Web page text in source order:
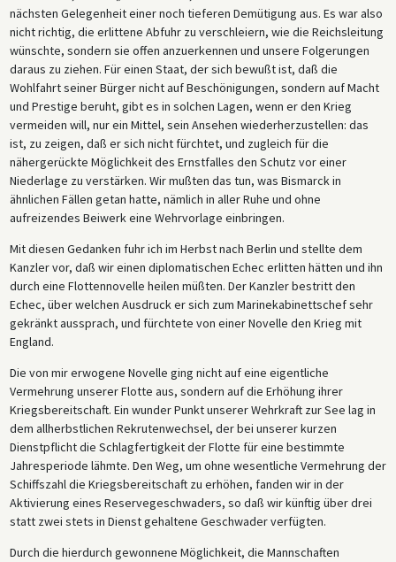
nächsten Gelegenheit einer noch tieferen Demütigung aus. Es war also
nicht richtig, die erlittene Abfuhr zu verschleiern, wie die Reichsleitung
wünschte, sondern sie offen anzuerkennen und unsere Folgerungen
daraus zu ziehen. Für einen Staat, der sich bewußt ist, daß die
Wohlfahrt seiner Bürger nicht auf Beschönigungen, sondern auf Macht
und Prestige beruht, gibt es in solchen Lagen, wenn er den Krieg
vermeiden will, nur ein Mittel, sein Ansehen wiederherzustellen: das
ist, zu zeigen, daß er sich nicht fürchtet, und zugleich für die
nähergerückte Möglichkeit des Ernstfalles den Schutz vor einer
Niederlage zu verstärken. Wir mußten das tun, was Bismarck in
ähnlichen Fällen getan hatte, nämlich in aller Ruhe und ohne
aufreizendes Beiwerk eine Wehrvorlage einbringen.
Mit diesen Gedanken fuhr ich im Herbst nach Berlin und stellte dem
Kanzler vor, daß wir einen diplomatischen Echec erlitten hätten und ihn
durch eine Flottennovelle heilen müßten. Der Kanzler bestritt den
Echec, über welchen Ausdruck er sich zum Marinekabinettschef sehr
gekränkt aussprach, und fürchtete von einer Novelle den Krieg mit
England.
Die von mir erwogene Novelle ging nicht auf eine eigentliche
Vermehrung unserer Flotte aus, sondern auf die Erhöhung ihrer
Kriegsbereitschaft. Ein wunder Punkt unserer Wehrkraft zur See lag in
dem allherbstlichen Rekrutenwechsel, der bei unserer kurzen
Dienstpflicht die Schlagfertigkeit der Flotte für eine bestimmte
Jahresperiode lähmte. Den Weg, um ohne wesentliche Vermehrung der
Schiffszahl die Kriegsbereitschaft zu erhöhen, fanden wir in der
Aktivierung eines Reservegeschwaders, so daß wir künftig über drei
statt zwei stets in Dienst gehaltene Geschwader verfügten.
Durch die hierdurch gewonnene Möglichkeit, die Mannschaften